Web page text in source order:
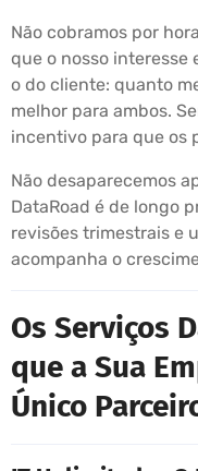
Não cobramos por
que o nosso interesse
o do cliente: quanto
melhor para ambos.
incentivo para que os
Não desaparecemos
DataRoad é de longo
revisões trimestrais e
acompanha o
Os Serviços
que a Sua
Único